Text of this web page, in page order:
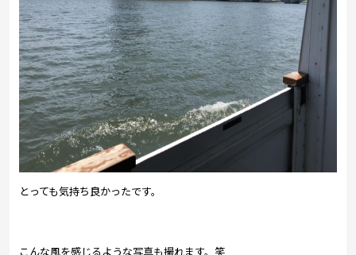
とっても気持ち良かったです。
こんな風を感じるような写真も撮れます。笑